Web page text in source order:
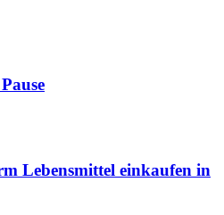
Lebensmittel einkaufen in